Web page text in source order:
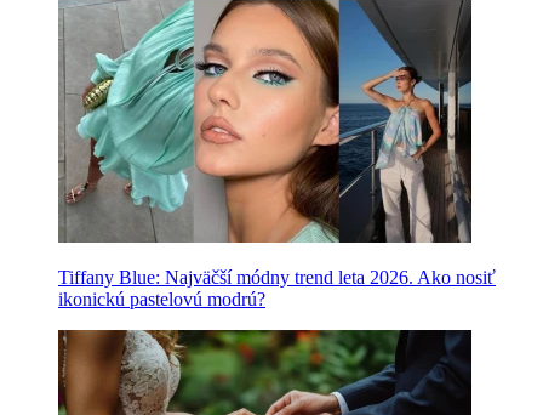
Tiffany Blue: Najväčší módny trend leta 2026. Ako nosiť
ikonickú pastelovú modrú?